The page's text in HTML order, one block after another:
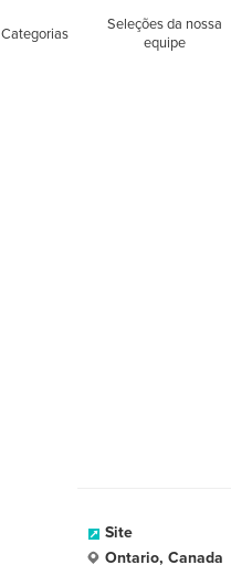
Categorias
Seleções da nossa
equipe
Site
Ontario, Canada